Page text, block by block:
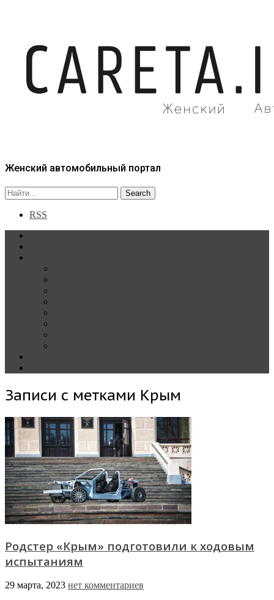
Женский автомобильный портал
RSS
Записи с метками Крым
Родстер «Крым» подготовили к ходовым
испытаниям
29 марта, 2023 нет комментариев